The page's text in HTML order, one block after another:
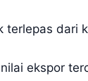
terlepas dari
ekspor